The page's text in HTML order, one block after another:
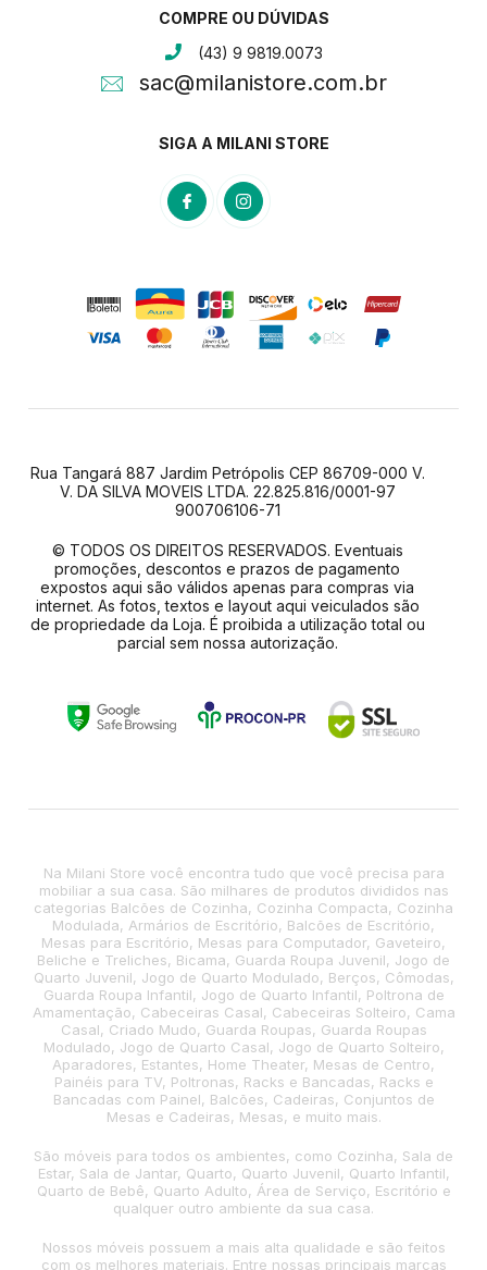
COMPRE OU DÚVIDAS
(43) 9 9819.0073
sac@milanistore.com.br
SIGA A MILANI STORE
Rua Tangará 887 Jardim Petrópolis CEP 86709-000 V.
V. DA SILVA MOVEIS LTDA. 22.825.816/0001-97
900706106-71
© TODOS OS DIREITOS RESERVADOS. Eventuais
promoções, descontos e prazos de pagamento
expostos aqui são válidos apenas para compras via
internet. As fotos, textos e layout aqui veiculados são
de propriedade da Loja. É proibida a utilização total ou
parcial sem nossa autorização.
Na Milani Store você encontra tudo que você precisa para
mobiliar a sua casa. São milhares de produtos divididos nas
categorias Balcões de Cozinha, Cozinha Compacta, Cozinha
Modulada, Armários de Escritório, Balcões de Escritório,
Mesas para Escritório, Mesas para Computador, Gaveteiro,
Beliche e Treliches, Bicama, Guarda Roupa Juvenil, Jogo de
Quarto Juvenil, Jogo de Quarto Modulado, Berços, Cômodas,
Guarda Roupa Infantil, Jogo de Quarto Infantil, Poltrona de
Amamentação, Cabeceiras Casal, Cabeceiras Solteiro, Cama
Casal, Criado Mudo, Guarda Roupas, Guarda Roupas
Modulado, Jogo de Quarto Casal, Jogo de Quarto Solteiro,
Aparadores, Estantes, Home Theater, Mesas de Centro,
Painéis para TV, Poltronas, Racks e Bancadas, Racks e
Bancadas com Painel, Balcões, Cadeiras, Conjuntos de
Mesas e Cadeiras, Mesas, e muito mais.
São móveis para todos os ambientes, como Cozinha, Sala de
Estar, Sala de Jantar, Quarto, Quarto Juvenil, Quarto Infantil,
Quarto de Bebê, Quarto Adulto, Área de Serviço, Escritório e
qualquer outro ambiente da sua casa.
Nossos móveis possuem a mais alta qualidade e são feitos
com os melhores materiais. Entre nossas principais marcas